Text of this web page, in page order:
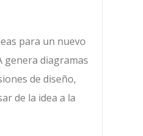
para un nuevo
genera diagramas
de diseño,
de la idea a la